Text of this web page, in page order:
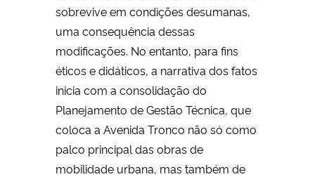
sobrevive em condições desumanas,
uma consequência dessas
modificações. No entanto, para fins
éticos e didáticos, a narrativa dos fatos
inicia com a consolidação do
Planejamento de Gestão Técnica, que
coloca a Avenida Tronco não só como
palco principal das obras de
mobilidade urbana, mas também de